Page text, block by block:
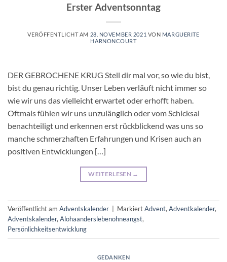
Erster Adventsonntag
VERÖFFENTLICHT AM 28. NOVEMBER 2021 VON MARGUERITE
HARNONCOURT
DER GEBROCHENE KRUG Stell dir mal vor, so wie du bist,
bist du genau richtig. Unser Leben verläuft nicht immer so
wie wir uns das vielleicht erwartet oder erhofft haben.
Oftmals fühlen wir uns unzulänglich oder vom Schicksal
benachteiligt und erkennen erst rückblickend was uns so
manche schmerzhaften Erfahrungen und Krisen auch an
positiven Entwicklungen […]
WEITERLESEN →
Veröffentlicht am Adventskalender MarkiertAdvent,Adventkalender,
Adventskalender,Alohaanderslebenohneangst,
Persönlichkeitsentwicklung
GEDANKEN